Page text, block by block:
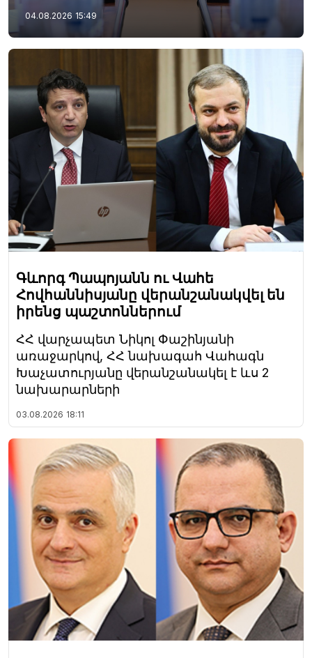
04.08.2026 15:49
Գևորգ Պապոյանն ու Վահե
Հովհաննիսյանը վերանշանակվել են
իրենց պաշտոններում
ՀՀ վարչապետ Նիկոլ Փաշինյանի
առաջարկով, ՀՀ նախագահ Վահագն
Խաչատուրյանը վերանշանակել է ևս 2
նախարարների
03.08.2026 18:11